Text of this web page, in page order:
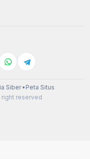
Siber• Peta Situs
right reserved